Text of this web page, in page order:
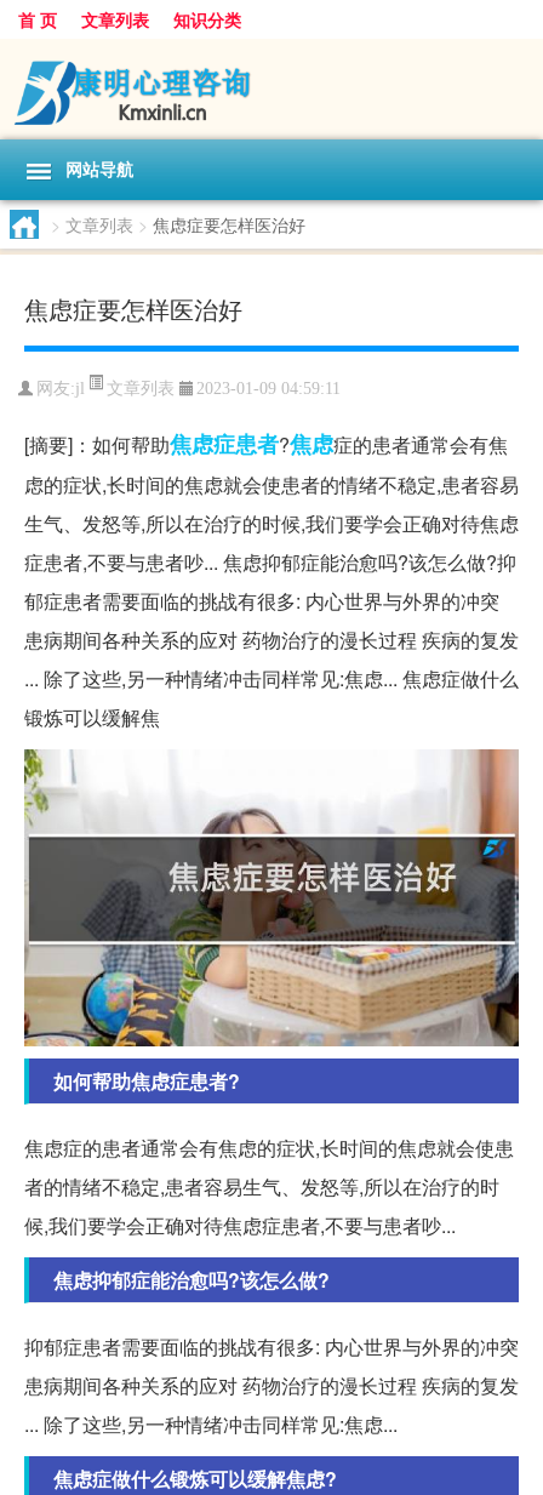
首 页 文章列表 知识分类
网站导航
> 文章列表 > 焦虑症要怎样医治好
焦虑症要怎样医治好
网友:jl 文章列表 2023-01-09 04:59:11
[摘要]：如何帮助焦虑症患者?焦虑症的患者通常会有焦
虑的症状,长时间的焦虑就会使患者的情绪不稳定,患者容易
生气、发怒等,所以在治疗的时候,我们要学会正确对待焦虑
症患者,不要与患者吵... 焦虑抑郁症能治愈吗?该怎么做?抑
郁症患者需要面临的挑战有很多: 内心世界与外界的冲突
患病期间各种关系的应对 药物治疗的漫长过程 疾病的复发
... 除了这些,另一种情绪冲击同样常见:焦虑... 焦虑症做什么
锻炼可以缓解焦
如何帮助焦虑症患者?
焦虑症的患者通常会有焦虑的症状,长时间的焦虑就会使患
者的情绪不稳定,患者容易生气、发怒等,所以在治疗的时
候,我们要学会正确对待焦虑症患者,不要与患者吵...
焦虑抑郁症能治愈吗?该怎么做?
抑郁症患者需要面临的挑战有很多: 内心世界与外界的冲突
患病期间各种关系的应对 药物治疗的漫长过程 疾病的复发
... 除了这些,另一种情绪冲击同样常见:焦虑...
焦虑症做什么锻炼可以缓解焦虑?